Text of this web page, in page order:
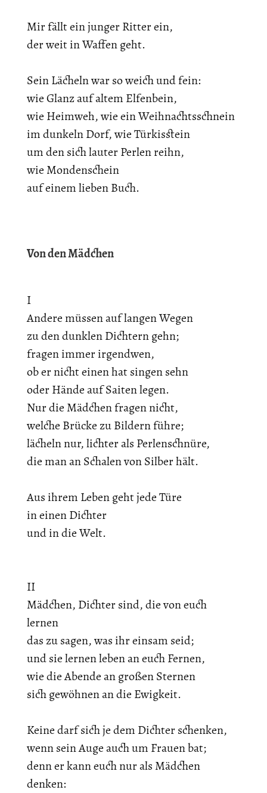
Mir fällt ein junger Ritter ein,
der weit in Waffen geht.
Sein Lächeln war so weich und fein:
wie Glanz auf altem Elfenbein,
wie Heimweh, wie ein Weihnachtsschnein
im dunkeln Dorf, wie Türkisstein
um den sich lauter Perlen reihn,
wie Mondenschein
auf einem lieben Buch.
Von den Mädchen
I
Andere müssen auf langen Wegen
zu den dunklen Dichtern gehn;
fragen immer irgendwen,
ob er nicht einen hat singen sehn
oder Hände auf Saiten legen.
Nur die Mädchen fragen nicht,
welche Brücke zu Bildern führe;
lächeln nur, lichter als Perlenschnüre,
die man an Schalen von Silber hält.
Aus ihrem Leben geht jede Türe
in einen Dichter
und in die Welt.
II
Mädchen, Dichter sind, die von euch
lernen
das zu sagen, was ihr einsam seid;
und sie lernen leben an euch Fernen,
wie die Abende an großen Sternen
sich gewöhnen an die Ewigkeit.
Keine darf sich je dem Dichter schenken,
wenn sein Auge auch um Frauen bat;
denn er kann euch nur als Mädchen
denken: